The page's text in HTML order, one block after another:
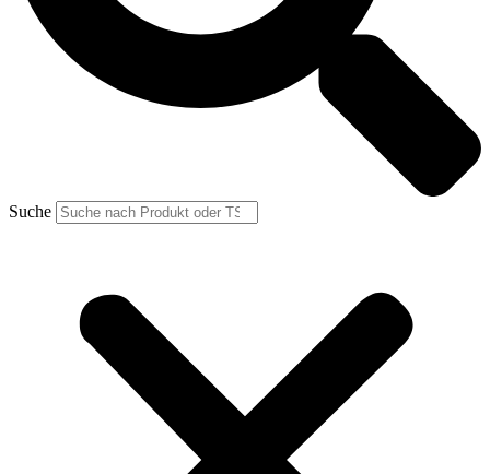
Suche